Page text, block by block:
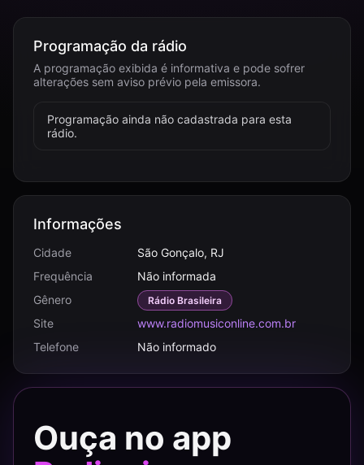
Programação da rádio
A programação exibida é informativa e pode sofrer
alterações sem aviso prévio pela emissora.
Programação ainda não cadastrada para esta
rádio.
Informações
Cidade
São Gonçalo, RJ
Frequência
Não informada
Gênero
Rádio Brasileira
Site
www.radiomusiconline.com.br
Telefone
Não informado
Ouça no app